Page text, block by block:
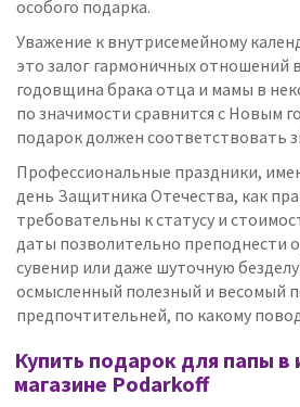
особого подарка.
Уважение к внутрисемейному
это залог гармоничных отношений
годовщина брака отца и мамы в
по значимости сравнится с Новым
подарок должен соответствовать
Профессиональные праздники,
день Защитника Отечества, как
требовательны к статусу и
даты позволительно преподнести
сувенир или даже шуточную
осмысленный полезный и весомый
предпочтительней, по какому
Купить подарок для папы в
магазине Podarkoff